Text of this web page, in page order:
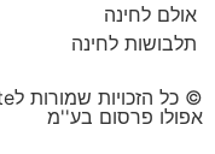
אולם לחינה
תלבושות לחינה
אפולו פרסום בע''מ